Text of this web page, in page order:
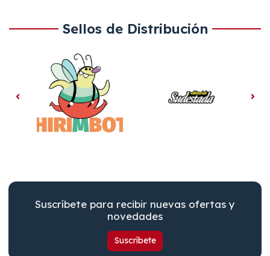
Sellos de Distribución
Suscríbete para recibir nuevas ofertas y
novedades
Suscríbete